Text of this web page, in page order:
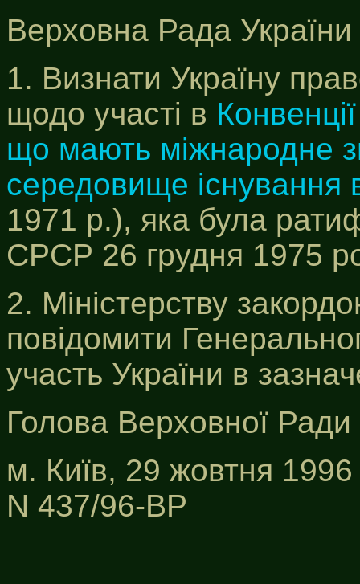
Верховна Рада
1. Визнати Україну
щодо участі в
що мають міжнародне
середовище існування
1971 р.), яка була
СРСР 26 грудня 1975
2. Міністерству
повідомити
участь України в
Голова Верховної
м. Київ, 29 жовтня 1996
N 437/96-ВР